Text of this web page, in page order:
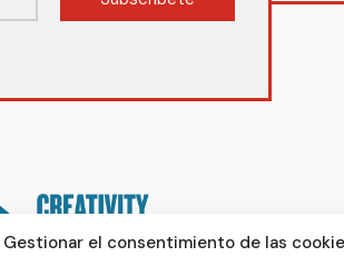
Gestionar el consentimiento de las